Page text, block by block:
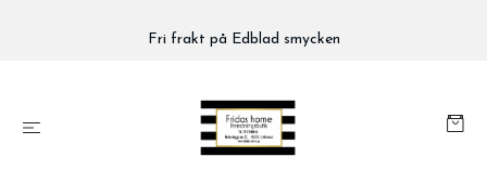
Fri frakt på Edblad smycken